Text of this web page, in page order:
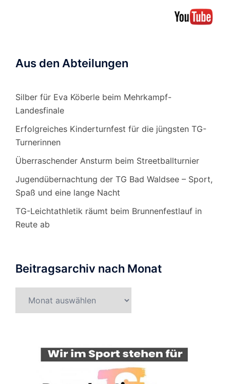
Aus den Abteilungen
Silber für Eva Köberle beim Mehrkampf-
Landesfinale
Erfolgreiches Kinderturnfest für die jüngsten TG-
Turnerinnen
Überraschender Ansturm beim Streetballturnier
Jugendübernachtung der TG Bad Waldsee – Sport,
Spaß und eine lange Nacht
TG-Leichtathletik räumt beim Brunnenfestlauf in
Reute ab
Beitragsarchiv nach Monat
nach